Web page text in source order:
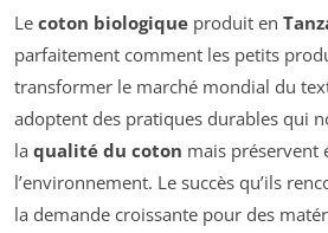
Le coton biologique produit en
parfaitement comment les petits
transformer le marché mondial du
adoptent des pratiques durables qui
la qualité du coton mais préservent
l’environnement. Le succès qu’ils
la demande croissante pour des